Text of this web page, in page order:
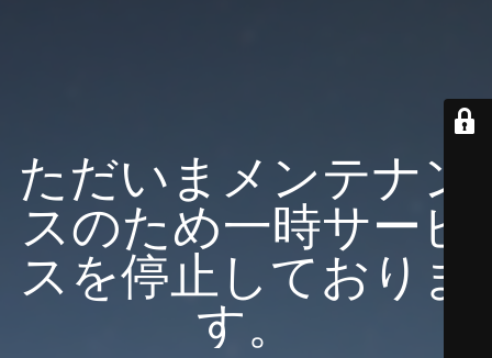
ただいまメンテナン
スのため一時サービ
スを停止しておりま
す。